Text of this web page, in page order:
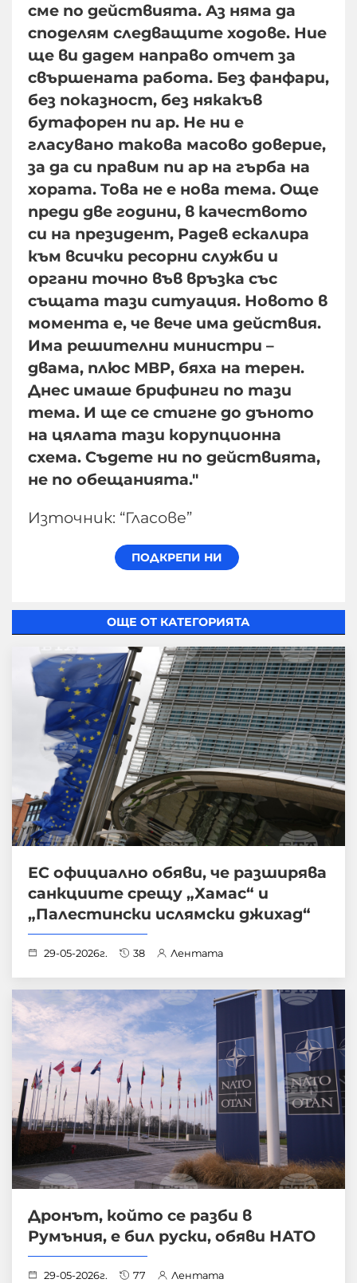
сме по действията. Аз няма да
споделям следващите ходове. Ние
ще ви дадем направо отчет за
свършената работа. Без фанфари,
без показност, без някакъв
бутафорен пи ар. Не ни е
гласувано такова масово доверие,
за да си правим пи ар на гърба на
хората. Това не е нова тема. Още
преди две години, в качеството
си на президент, Радев ескалира
към всички ресорни служби и
органи точно във връзка със
същата тази ситуация. Новото в
момента е, че вече има действия.
Има решителни министри –
двама, плюс МВР, бяха на терен.
Днес имаше брифинги по тази
тема. И ще се стигне до дъното
на цялата тази корупционна
схема. Съдете ни по действията,
не по обещанията."
Източник: “Гласове”
ОЩЕ ОТ КАТЕГОРИЯТА
ЕС официално обяви, че разширява
санкциите срещу „Хамас“ и
„Палестински ислямски джихад“
29-05-2026г. 38 Лентата
Дронът, който се разби в
Румъния, е бил руски, обяви НАТО
29-05-2026г. 77 Лентата